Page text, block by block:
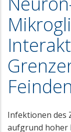
Infektionen des
aufgrund hoher